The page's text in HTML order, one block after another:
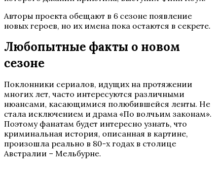
Авторы проекта обещают в 6 сезоне появление
новых героев, но их имена пока остаются в секрете.
Любопытные факты о новом
сезоне
Поклонники сериалов, идущих на протяжении
многих лет, часто интересуются различными
нюансами, касающимися полюбившейся ленты. Не
стала исключением и драма «По волчьим законам».
Поэтому фанатам будет интересно узнать, что
криминальная история, описанная в картине,
произошла реально в 80-х годах в столице
Австралии – Мельбурне.